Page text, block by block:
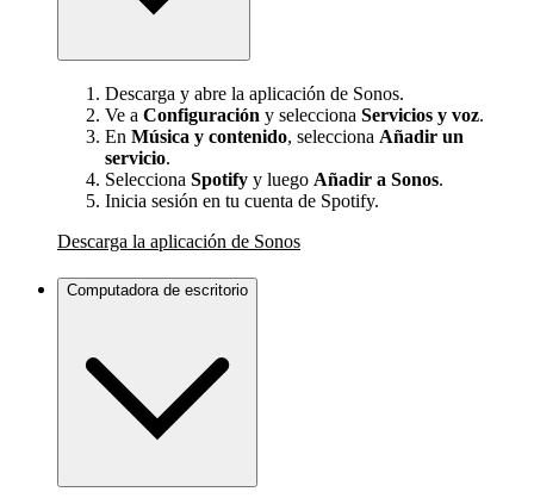
Descarga y abre la aplicación de Sonos.
Ve a Configuración y selecciona Servicios y voz.
En Música y contenido, selecciona Añadir un
servicio.
Selecciona Spotify y luego Añadir a Sonos.
Inicia sesión en tu cuenta de Spotify.
Descarga la aplicación de Sonos
Computadora de escritorio